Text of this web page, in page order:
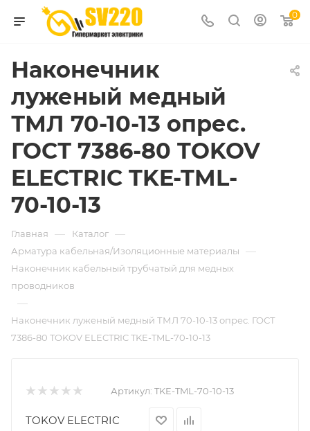
0
Наконечник
луженый медный
ТМЛ 70-10-13 опрес.
ГОСТ 7386-80 TOKOV
ELECTRIC TKE-TML-
70-10-13
Главная — Каталог —
Арматура кабельная/Изоляционные материалы —
Наконечник кабельный трубчатый для медных
проводников
—
Наконечник луженый медный ТМЛ 70-10-13 опрес. ГОСТ
7386-80 TOKOV ELECTRIC TKE-TML-70-10-13
Артикул: TKE-TML-70-10-13
TOKOV ELECTRIC